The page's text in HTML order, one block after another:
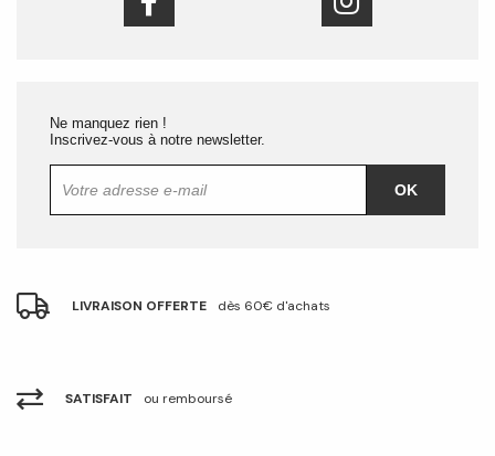
Ne manquez rien !
Inscrivez-vous à notre newsletter.
OK
LIVRAISON OFFERTE dès 60€ d'achats
SATISFAIT ou remboursé